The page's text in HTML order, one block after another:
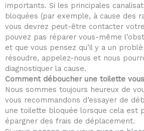
importants. Si les principales
bloquées (par exemple, à cause des
vous devrez peut-être contacter
pouvez pas réparer vous-même
et que vous pensez qu’il y a un
résoudre, appelez-nous et nous
diagnostiquer la cause.
Comment déboucher une toilette
Nous sommes toujours heureux de
vous recommandons d’essayer de
une toilette bloquée lorsque cela est
épargner des frais de déplacement.